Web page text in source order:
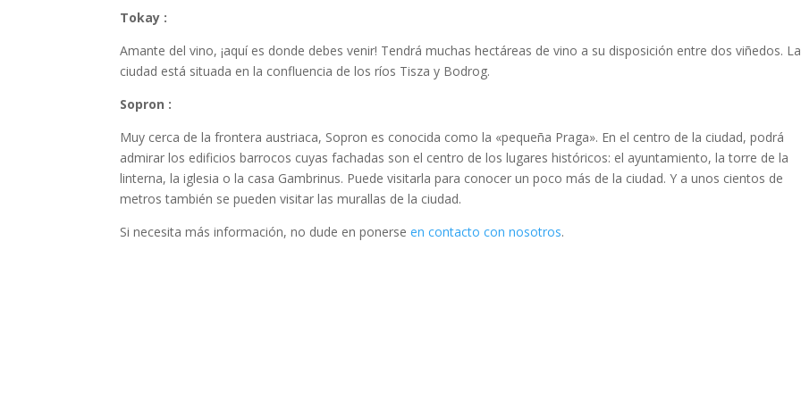
Tokay :
Amante del vino, ¡aquí es donde debes venir! Tendrá muchas hectáreas de vino a su disposición entre dos viñedos. La
ciudad está situada en la confluencia de los ríos Tisza y Bodrog.
Sopron :
Muy cerca de la frontera austriaca, Sopron es conocida como la «pequeña Praga». En el centro de la ciudad, podrá
admirar los edificios barrocos cuyas fachadas son el centro de los lugares históricos: el ayuntamiento, la torre de la
linterna, la iglesia o la casa Gambrinus. Puede visitarla para conocer un poco más de la ciudad. Y a unos cientos de
metros también se pueden visitar las murallas de la ciudad.
Si necesita más información, no dude en ponerseen contacto con nosotros.